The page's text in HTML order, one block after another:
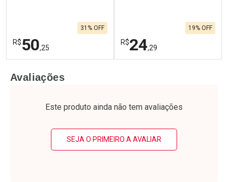
R$50,25
31% OFF
Laboratório
Por Menos
R$24,29
19% OFF
Laboratório
Por Menos
Avaliações
Este produto ainda não tem avaliações
SEJA O PRIMEIRO A AVALIAR